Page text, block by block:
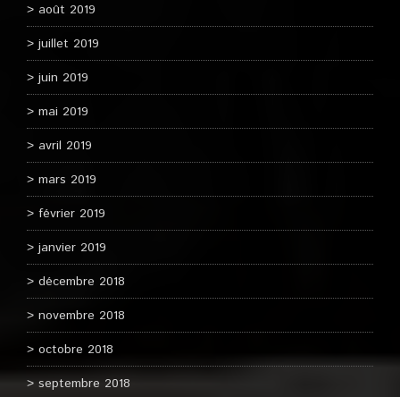
août 2019
juillet 2019
juin 2019
mai 2019
avril 2019
mars 2019
février 2019
janvier 2019
décembre 2018
novembre 2018
octobre 2018
septembre 2018